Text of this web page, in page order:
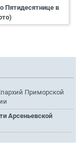
Пятидесятнице в
Приморской
Арсеньевской